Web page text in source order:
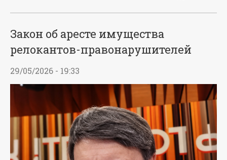
Закон об аресте имущества
релокантов-правонарушителей
29/05/2026 - 19:33